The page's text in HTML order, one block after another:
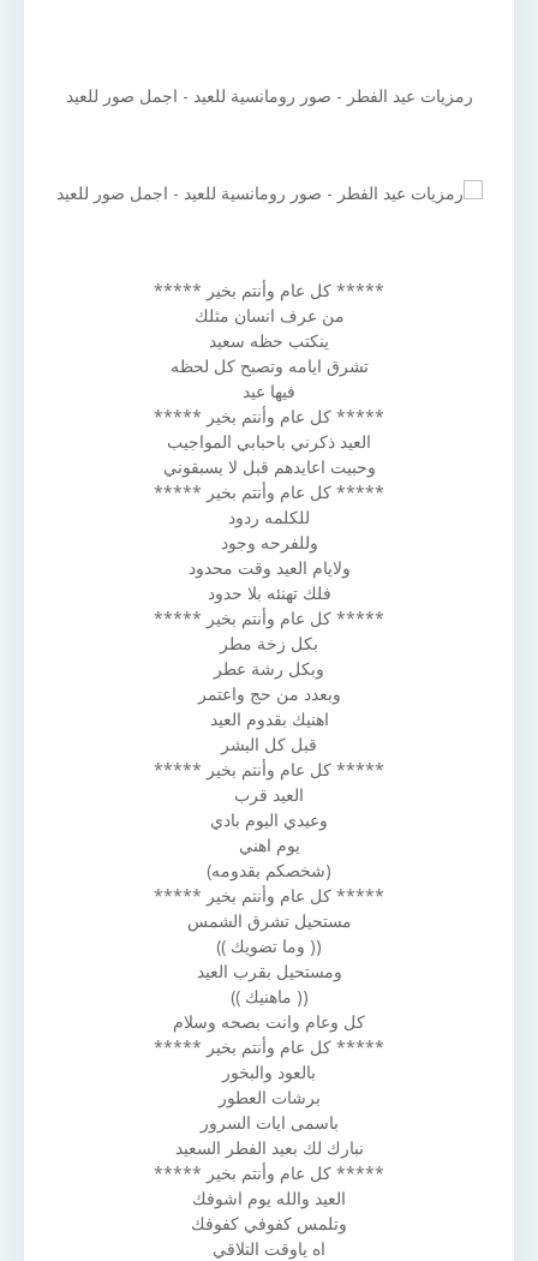
رمزيات عيد الفطر - صور رومانسية للعيد - اجمل صور للعيد
***** كل عام وأنتم بخير *****
من عرف انسان مثلك
ينكتب حظه سعيد
تشرق ايامه وتصبح كل لحظه
فيها عيد
***** كل عام وأنتم بخير *****
العيد ذكرني باحبابي المواجيب
وحبيت اعايدهم قبل لا يسبقوني
***** كل عام وأنتم بخير *****
للكلمه ردود
وللفرحه وجود
ولايام العيد وقت محدود
فلك تهنئه بلا حدود
***** كل عام وأنتم بخير *****
بكل زخة مطر
وبكل رشة عطر
وبعدد من حج واعتمر
اهنيك بقدوم العيد
قبل كل البشر
***** كل عام وأنتم بخير *****
العيد قرب
وعيدي اليوم بادي
يوم اهني
(شخصكم بقدومه)
***** كل عام وأنتم بخير *****
مستحيل تشرق الشمس
(( وما تضويك ))
ومستحيل بقرب العيد
(( ماهنيك ))
كل وعام وانت بصحه وسلام
***** كل عام وأنتم بخير *****
بالعود والبخور
برشات العطور
باسمى ايات السرور
نبارك لك بعيد الفطر السعيد
***** كل عام وأنتم بخير *****
العيد والله يوم اشوفك
وتلمس كفوفي كفوفك
اه ياوقت التلاقي